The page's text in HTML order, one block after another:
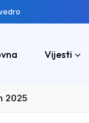
Vijesti
2025